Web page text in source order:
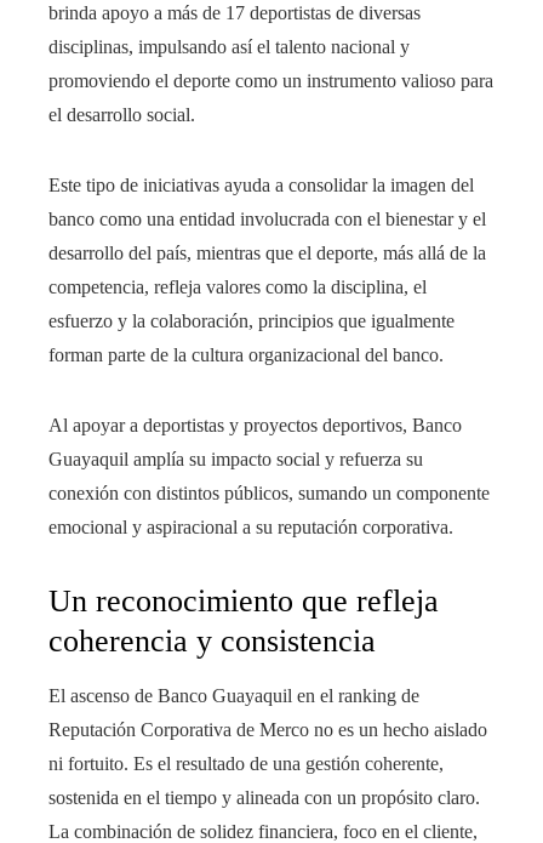
brinda apoyo a más de 17 deportistas de diversas
disciplinas, impulsando así el talento nacional y
promoviendo el deporte como un instrumento valioso para
el desarrollo social.
Este tipo de iniciativas ayuda a consolidar la imagen del
banco como una entidad involucrada con el bienestar y el
desarrollo del país, mientras que el deporte, más allá de la
competencia, refleja valores como la disciplina, el
esfuerzo y la colaboración, principios que igualmente
forman parte de la cultura organizacional del banco.
Al apoyar a deportistas y proyectos deportivos, Banco
Guayaquil amplía su impacto social y refuerza su
conexión con distintos públicos, sumando un componente
emocional y aspiracional a su reputación corporativa.
Un reconocimiento que refleja
coherencia y consistencia
El ascenso de Banco Guayaquil en el ranking de
Reputación Corporativa de Merco no es un hecho aislado
ni fortuito. Es el resultado de una gestión coherente,
sostenida en el tiempo y alineada con un propósito claro.
La combinación de solidez financiera, foco en el cliente,